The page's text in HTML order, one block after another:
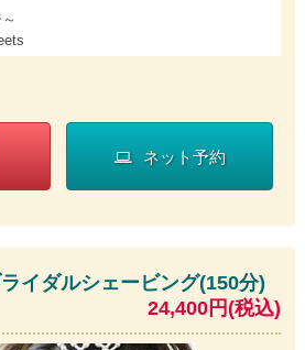
ネット予約
イダルシェービング(150分)
24,400円(税込)